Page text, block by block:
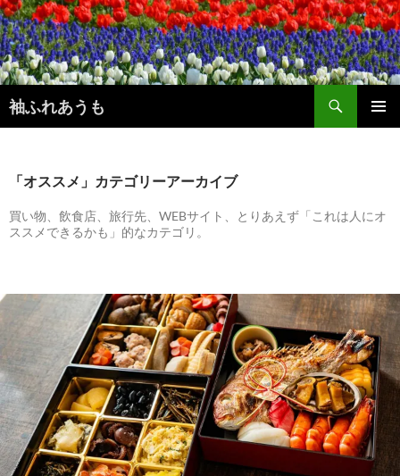
コ
ン
テ
ン
ツ
へ
袖ふれあうも
検
索
「オススメ」カテゴリーアーカイブ
買い物、飲食店、旅行先、WEBサイト、とりあえず「これは人にオ
ススメできるかも」的なカテゴリ。